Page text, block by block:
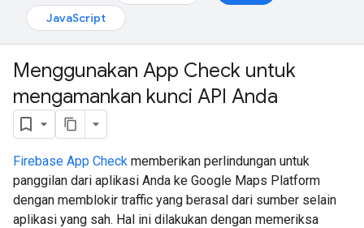
JavaScript
Menggunakan App Check untuk
mengamankan kunci API Anda
Firebase App Check memberikan perlindungan untuk
panggilan dari aplikasi Anda ke Google Maps Platform
dengan memblokir traffic yang berasal dari sumber selain
aplikasi yang sah. Hal ini dilakukan dengan memeriksa